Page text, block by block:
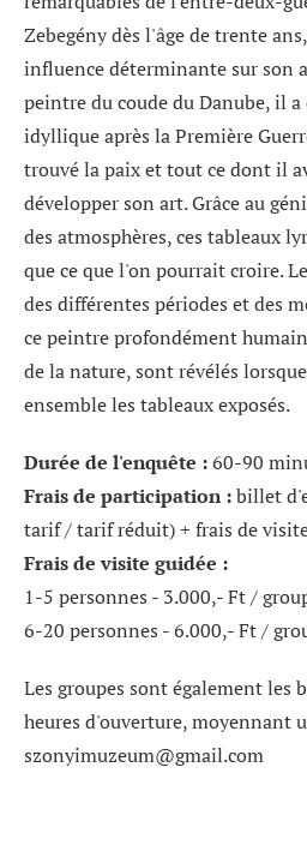
Zebegény dès l'âge de trente
influence déterminante sur son
peintre du coude du Danube, il
idyllique après la Première
trouvé la paix et tout ce dont il
développer son art. Grâce au
des atmosphères, ces tableaux
que ce que l'on pourrait croire.
des différentes périodes et des
ce peintre profondément
de la nature, sont révélés
ensemble les tableaux exposés.
Durée de l'enquête :60-90
Frais de participation :billet
tarif / tarif réduit) + frais de
Frais de visite guidée :
1-5 personnes - 3.000,- Ft /
6-20 personnes - 6.000,- Ft /
Les groupes sont également les
heures d'ouverture, moyennant
szonyimuzeum@gmail.com